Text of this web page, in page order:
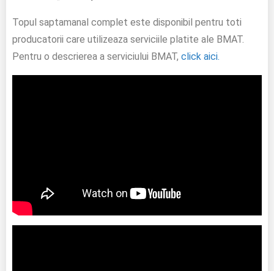
Topul saptamanal complet este disponibil pentru toti
producatorii care utilizeaza serviciile platite ale BMAT.
Pentru o descrierea a serviciului BMAT, click aici.